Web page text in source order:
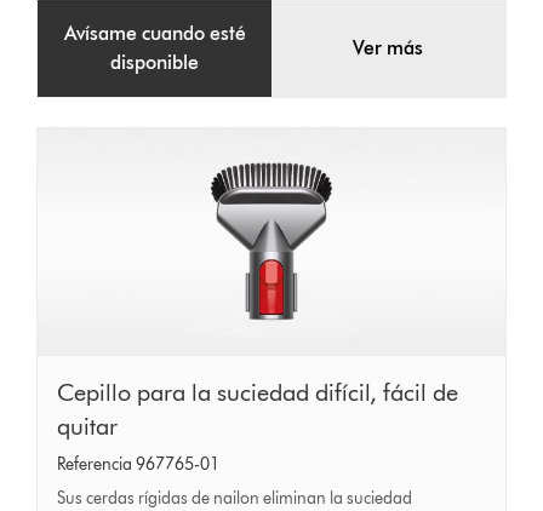
Avísame cuando esté
disponible
Ver más
Cepillo
para
la
suciedad
Cepillo para la suciedad difícil, fácil de
quitar
Referencia 967765-01
Sus cerdas rígidas de nailon eliminan la suciedad